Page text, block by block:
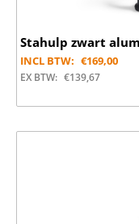
Stahulp zwart
INCL BTW: €169,00
EX BTW: €139,67